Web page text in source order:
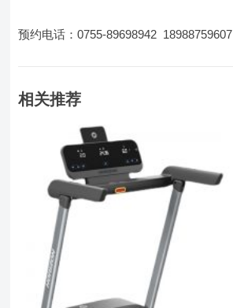
预约电话：0755-89698942 18988759607
相关推荐